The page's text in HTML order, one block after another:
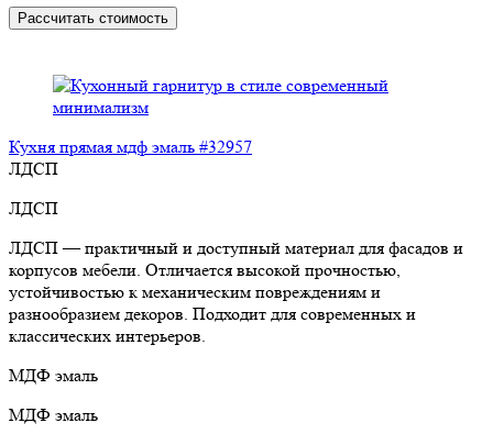
Рассчитать стоимость
Кухня прямая мдф эмаль #32957
ЛДСП
ЛДСП
ЛДСП — практичный и доступный материал для фасадов и
корпусов мебели. Отличается высокой прочностью,
устойчивостью к механическим повреждениям и
разнообразием декоров. Подходит для современных и
классических интерьеров.
МДФ эмаль
МДФ эмаль